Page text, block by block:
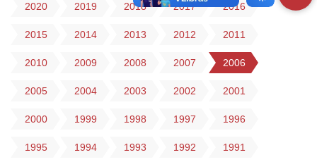
2020 2019 2018 2017 2016
2015 2014 2013 2012 2011
2010 2009 2008 2007 2006
2005 2004 2003 2002 2001
2000 1999 1998 1997 1996
1995 1994 1993 1992 1991